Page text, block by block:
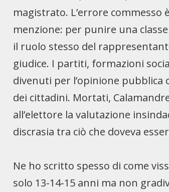
magistrato. L’errore
menzione: per punire una
il ruolo stesso del
giudice. I partiti, formazioni
divenuti per l’opinione
dei cittadini. Mortati,
all’elettore la valutazione
discrasia tra ciò che doveva
Ne ho scritto spesso di come
solo 13-14-15 anni ma non